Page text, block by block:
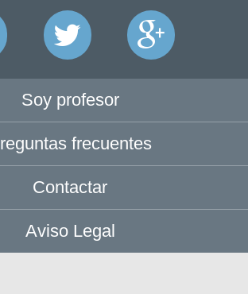
Soy profesor
frecuentes
Contactar
Aviso Legal